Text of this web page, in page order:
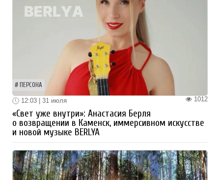
ПЕРСОНА
1012
12:03 | 31 июля
«Свет уже внутри»: Анастасия Берля
о возвращении в Каменск, иммерсивном искусстве
и новой музыке BERLYA